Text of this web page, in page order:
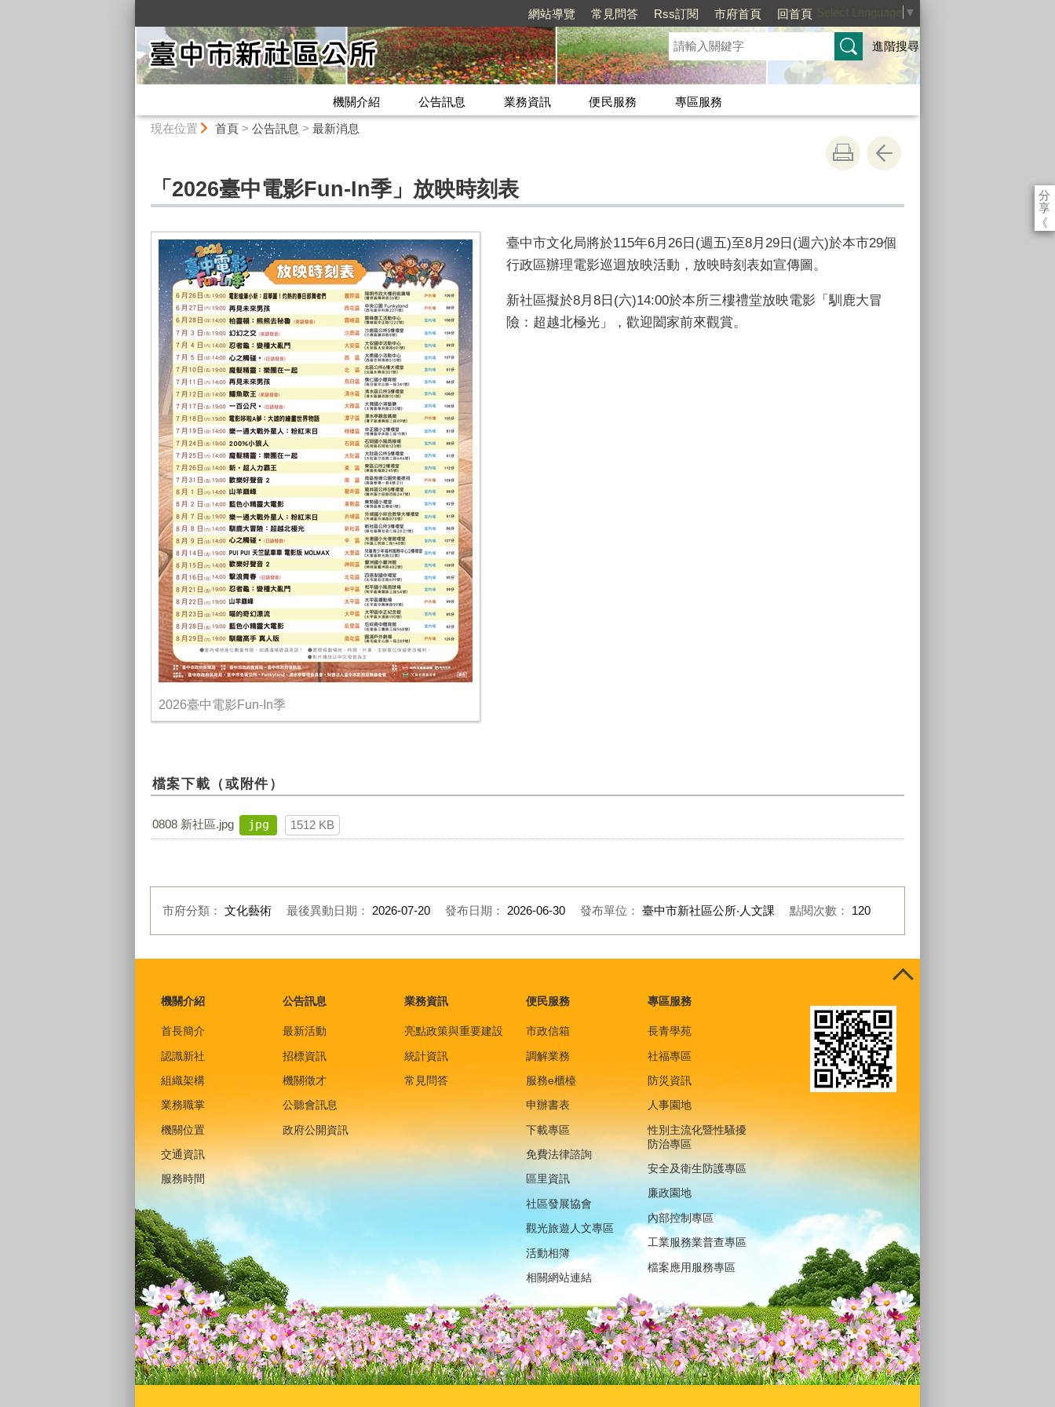
網站導覽 常見問答 Rss訂閱 市府首頁 回首頁 ▼
進階搜尋
機關介紹 公告訊息 業務資訊 便民服務
專區服務
現在位置 首頁> 公告訊息 > 最新消息
分
享
《
「2026臺中電影Fun-In季」放映時刻表
2026臺中電影Fun-In季
臺中市文化局將於115年6月26日(週五)至8月29日(週六)於本市29個
行政區辦理電影巡迴放映活動，放映時刻表如宣傳圖。
新社區擬於8月8日(六)14:00於本所三樓禮堂放映電影「馴鹿大冒
險：超越北極光」，歡迎闔家前來觀賞。
檔案下載（或附件）
0808 新社區.jpg jpg 1512 KB
市府分類： 文化藝術 最後異動日期： 2026-07-20 發布日期： 2026-06-30 發布單位： 臺中市新社區公所‧人文課 點閱次數： 120
機關介紹
首長簡介
認識新社
組織架構
業務職掌
機關位置
交通資訊
服務時間
公告訊息
最新活動
招標資訊
機關徵才
公聽會訊息
政府公開資訊
業務資訊
亮點政策與重要建設
統計資訊
常見問答
便民服務
市政信箱
調解業務
服務e櫃檯
申辦書表
下載專區
免費法律諮詢
區里資訊
社區發展協會
觀光旅遊人文專區
活動相簿
相關網站連結
專區服務
長青學苑
社福專區
防災資訊
人事園地
性別主流化暨性騷擾
防治專區
安全及衛生防護專區
廉政園地
內部控制專區
工業服務業普查專區
檔案應用服務專區